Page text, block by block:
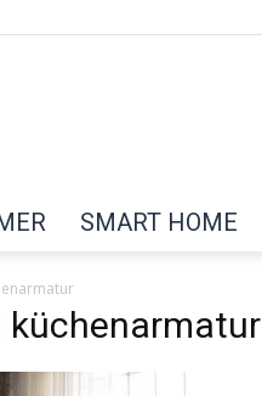
SMART HOME
küchenarmatur